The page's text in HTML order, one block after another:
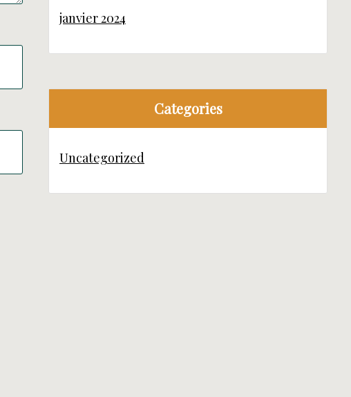
janvier 2024
Categories
Uncategorized